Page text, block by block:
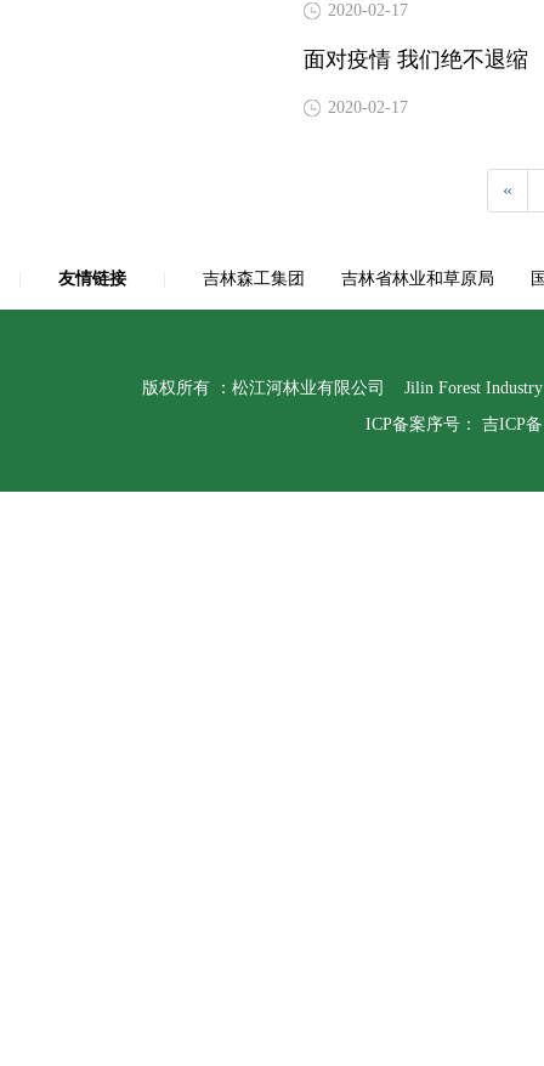
2020-02-17
面对疫情 我们绝不退缩
2020-02-17
«
友情链接 吉林森工集团 吉林省林业和草原局
版权所有 ：松江河林业有限公司 Jilin Forest
ICP备案序号： 吉ICP